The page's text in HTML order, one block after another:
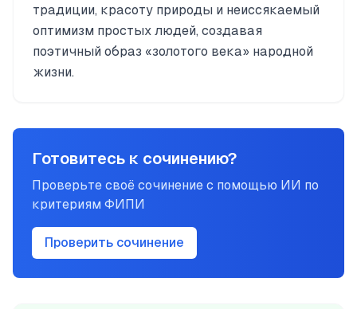
традиции, красоту природы и неиссякаемый
оптимизм простых людей, создавая
поэтичный образ «золотого века» народной
жизни.
Готовитесь к сочинению?
Проверьте своё сочинение с помощью ИИ по
критериям ФИПИ
Проверить сочинение